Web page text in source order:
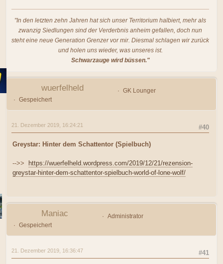
"In den letzten zehn Jahren hat sich unser Territorium halbiert, mehr als
zwanzig Siedlungen sind der Verderbnis anheim gefallen, doch nun
steht eine neue Generation Grenzer vor mir. Diesmal schlagen wir zurück
und holen uns wieder, was unseres ist.
Schwarzauge wird büssen."
wuerfelheld
GK Lounger
Gespeichert
#40
21. Dezember 2019, 16:24:21
Greystar: Hinter dem Schattentor (Spielbuch)
-->>
https://wuerfelheld.wordpress.com/2019/12/21/rezension-
greystar-hinter-dem-schattentor-spielbuch-world-of-lone-wolf/
Maniac
Administrator
Gespeichert
#41
21. Dezember 2019, 16:36:47